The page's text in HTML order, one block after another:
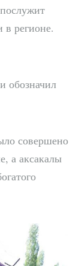
в регионе.
обозначил
совершено
а аксакалы